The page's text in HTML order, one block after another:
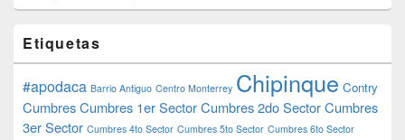
Etiquetas
#apodaca Barrio Antiguo Centro Monterrey Chipinque Contry
CumbresCumbres 1er SectorCumbres 2do SectorCumbres
3er Sector Cumbres 4to Sector Cumbres 5to Sector Cumbres 6to Sector